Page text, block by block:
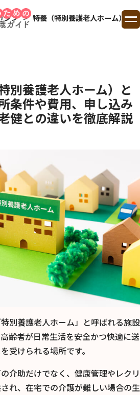
コラム
ジン 特養（特別養護老人ホーム）と
別養護老人ホーム）と
条件や費用、申し込み
健との違いを徹底解説
別養護老人ホーム」と呼ばれる施設
齢者が日常生活を安全かつ快適に送
受けられる場所です。
介助だけでなく、健康管理やレクリ
れ、在宅での介護が難しい場合の生